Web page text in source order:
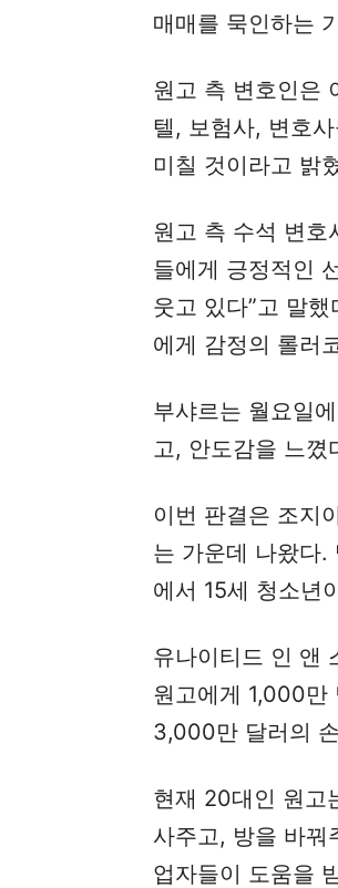
매매를 묵인하는
원고 측 변호인은
텔, 보험사, 변호
미칠 것이라고 밝
원고 측 수석 변호
들에게 긍정적인
웃고 있다”고 말
에게 감정의 롤러
부샤르는 월요일
고, 안도감을 느꼈
이번 판결은 조지
는 가운데 나왔다.
에서 15세 청소년
유나이티드 인 앤
원고에게 1,000만
3,000만 달러의
현재 20대인 원고
사주고, 방을 바꿔
업자들이 도움을